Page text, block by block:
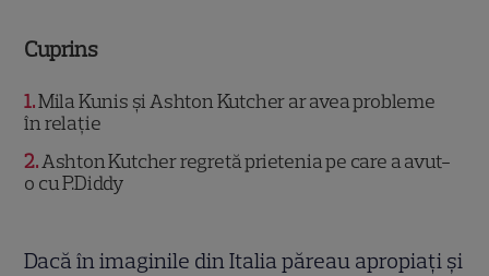
Cuprins
1 Mila Kunis și Ashton Kutcher ar avea probleme
în relație
2 Ashton Kutcher regretă prietenia pe care a avut-
o cu P.Diddy
Dacă în imaginile din Italia păreau apropiați și